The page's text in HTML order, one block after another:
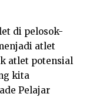
di pelosok-
atlet
atlet potensial
kita
Pelajar